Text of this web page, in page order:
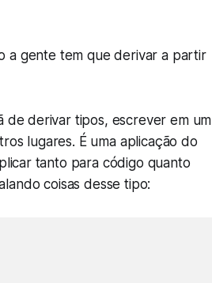
a gente tem que derivar a partir
de derivar tipos, escrever em um
lugares. É uma aplicação do
tanto para código quanto
coisas desse tipo: